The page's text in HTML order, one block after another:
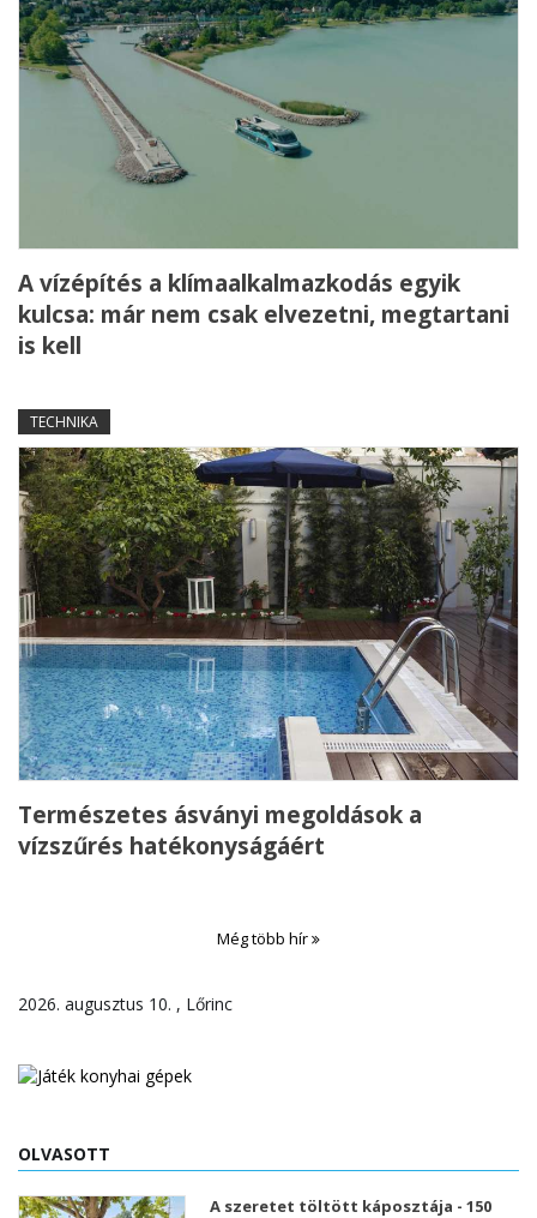
A vízépítés a klímaalkalmazkodás egyik
kulcsa: már nem csak elvezetni, megtartani
is kell
TECHNIKA
Természetes ásványi megoldások a
vízszűrés hatékonyságáért
Még több hír
2026. augusztus 10. , Lőrinc
OLVASOTT
A szeretet töltött káposztája - 150